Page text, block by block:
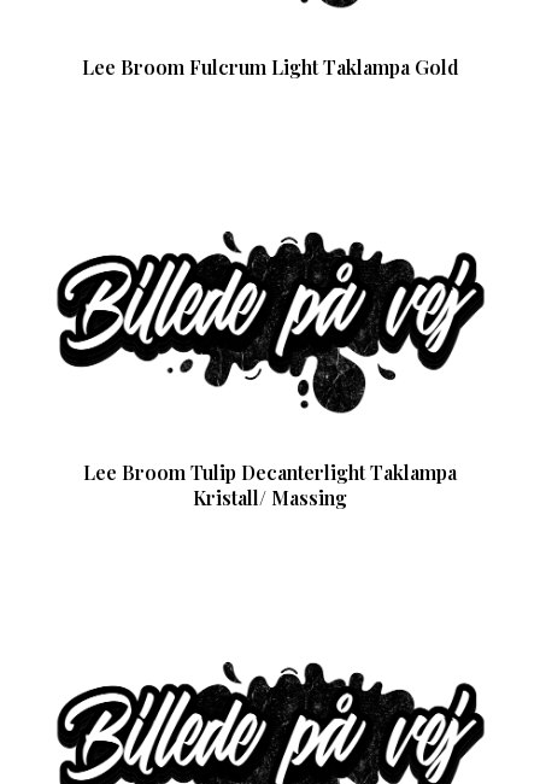
Lee Broom Fulcrum Light Taklampa Gold
Lee Broom Tulip Decanterlight Taklampa
Kristall/ Massing